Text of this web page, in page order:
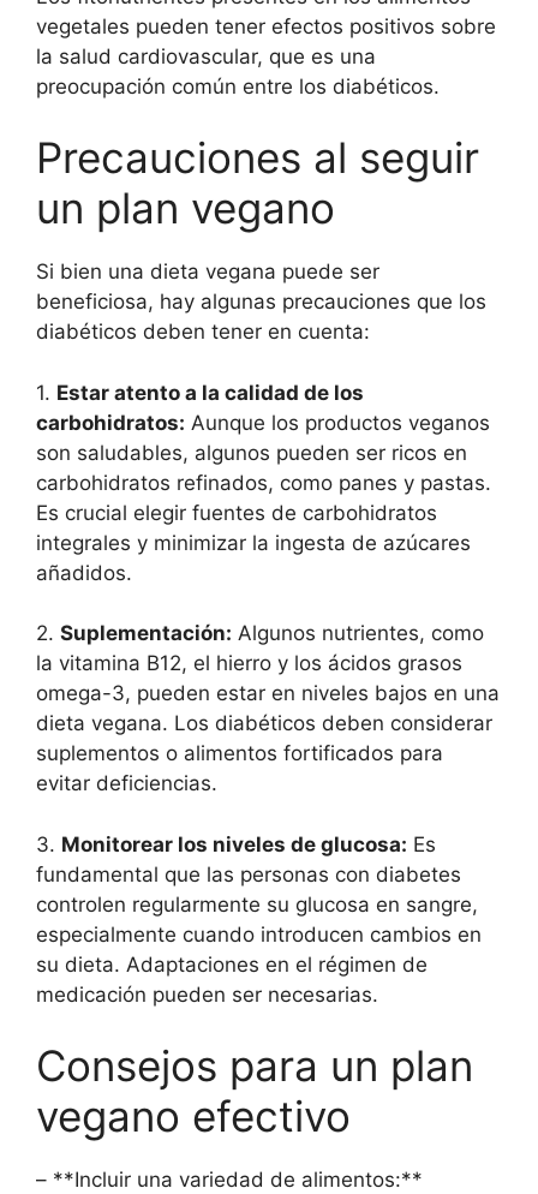
vegetales pueden tener efectos positivos sobre
la salud cardiovascular, que es una
preocupación común entre los diabéticos.
Precauciones al seguir
un plan vegano
Si bien una dieta vegana puede ser
beneficiosa, hay algunas precauciones que los
diabéticos deben tener en cuenta:
1. Estar atento a la calidad de los
carbohidratos: Aunque los productos veganos
son saludables, algunos pueden ser ricos en
carbohidratos refinados, como panes y pastas.
Es crucial elegir fuentes de carbohidratos
integrales y minimizar la ingesta de azúcares
añadidos.
2. Suplementación: Algunos nutrientes, como
la vitamina B12, el hierro y los ácidos grasos
omega-3, pueden estar en niveles bajos en una
dieta vegana. Los diabéticos deben considerar
suplementos o alimentos fortificados para
evitar deficiencias.
3. Monitorear los niveles de glucosa: Es
fundamental que las personas con diabetes
controlen regularmente su glucosa en sangre,
especialmente cuando introducen cambios en
su dieta. Adaptaciones en el régimen de
medicación pueden ser necesarias.
Consejos para un plan
vegano efectivo
– **Incluir una variedad de alimentos:**